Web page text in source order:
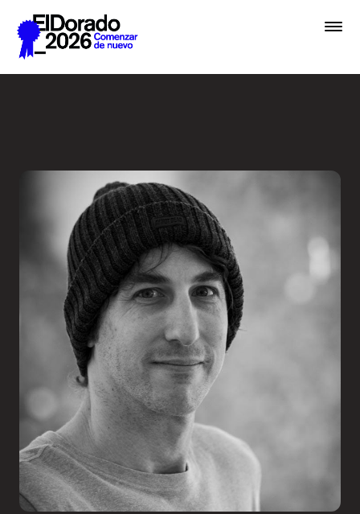
Saltar al contenido principal
Academias
Archivo
Inscribir
Boletería